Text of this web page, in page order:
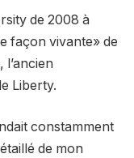
de 2008 à
façon vivante» de
Liberty.
constamment
de mon